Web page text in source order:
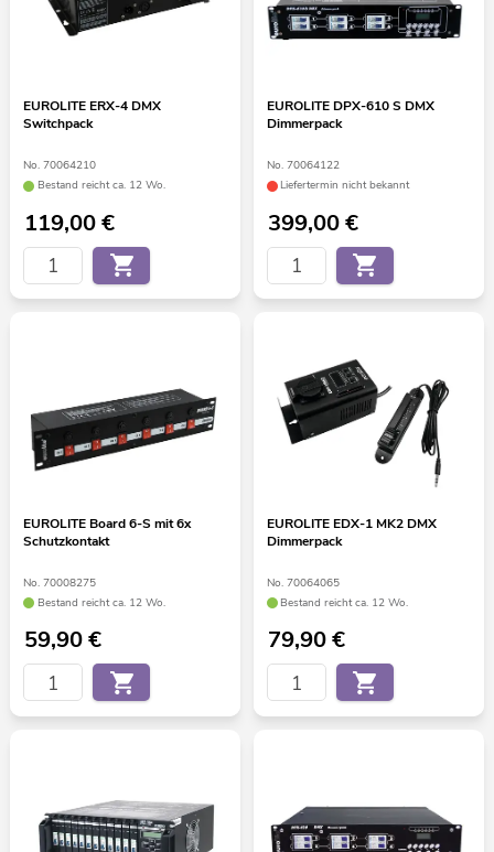
EUROLITE ERX-4 DMX
Switchpack
No. 70064210
Bestand reicht ca. 12 Wo.
119,00€
EUROLITE DPX-610 S DMX
Dimmerpack
No. 70064122
Liefertermin nicht bekannt
399,00€
EUROLITE Board 6-S mit 6x
Schutzkontakt
No. 70008275
Bestand reicht ca. 12 Wo.
59,90€
EUROLITE EDX-1 MK2 DMX
Dimmerpack
No. 70064065
Bestand reicht ca. 12 Wo.
79,90€